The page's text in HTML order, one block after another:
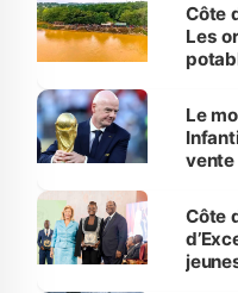
Côte
Les
Le
vente
Côte